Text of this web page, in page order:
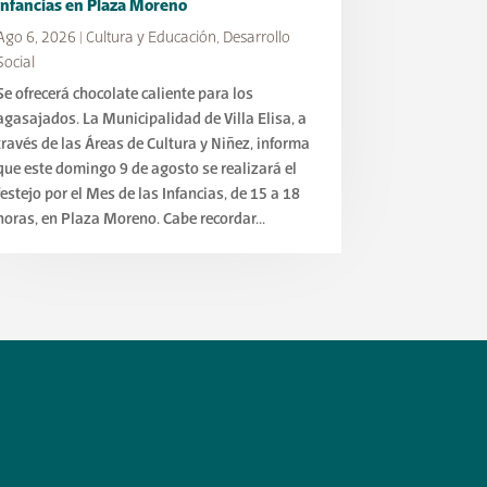
en Plaza Moreno
6, 2026 Cultura y Educación, Desarrollo
ofrecerá chocolate caliente para los
La Municipalidad de Villa Elisa, a
de las Áreas de Cultura y Niñez, informa
este domingo 9 de agosto se realizará el
por el Mes de las Infancias, de 15 a 18
en Plaza Moreno. Cabe recordar...